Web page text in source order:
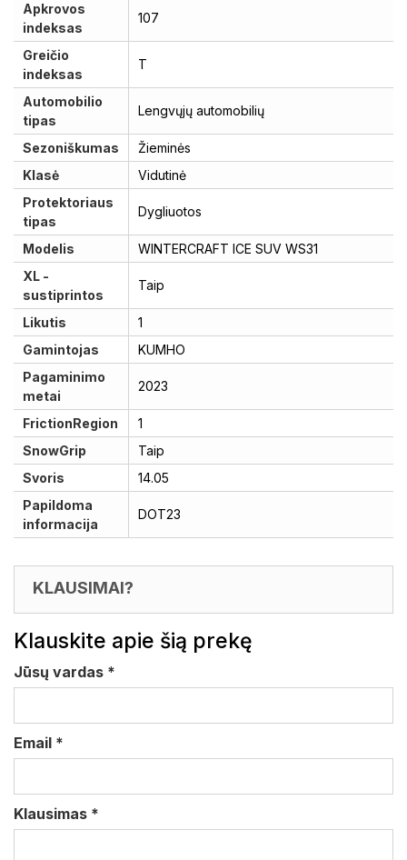
Apkrovos
indeksas
107
Greičio
indeksas
T
Automobilio
tipas
Lengvųjų automobilių
Sezoniškumas
Žieminės
Klasė
Vidutinė
Protektoriaus
tipas
Dygliuotos
Modelis
WINTERCRAFT ICE SUV WS31
XL -
sustiprintos
Taip
Likutis
1
Gamintojas
KUMHO
Pagaminimo
metai
2023
FrictionRegion
1
SnowGrip
Taip
Svoris
14.05
Papildoma
informacija
DOT23
KLAUSIMAI?
Klauskite apie šią prekę
Jūsų vardas *
Email *
Klausimas *